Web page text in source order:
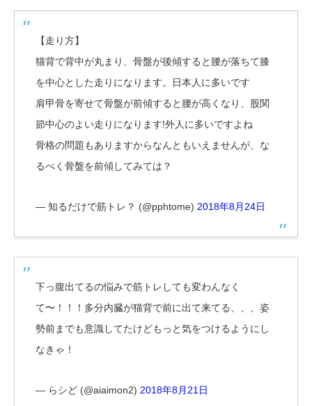
【走り方】
猫背で背中が丸まり、骨盤が後傾すると腰が落ちて膝
を中心とした走りになります。日本人に多いです
肩甲骨を寄せて骨盤が前傾すると腰が高くなり、股関
節中心のよい走りになります!外人に多いですよね
骨格の問題もありますからなんともいえませんが、な
るべく骨盤を前傾してみては？
— 知るだけで筋トレ？ (@pphtome) 2018年8月24日
下っ腹出てるの悩みで筋トレしても変わんなく
て〜！！！多分内臓が猫背で前に出て来てる、、、姿
勢前までも意識してたけどもっと気をつけるようにし
なきゃ！
— らシど (@aiaimon2) 2018年8月21日